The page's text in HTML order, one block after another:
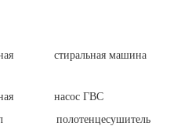
стиральная машина
насос ГВС